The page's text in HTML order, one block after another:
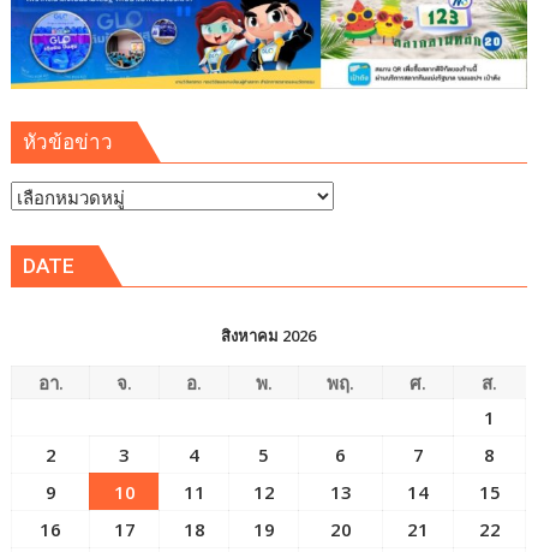
หัวข้อข่าว
หัวข้อ
DATE
สิงหาคม 2026
อา. จ. อ. พ. พฤ. ศ.
ส.
1
2
3 4 5 6 7
8
9
10 11 12 13 14
15
16
17 18 19 20 21
22